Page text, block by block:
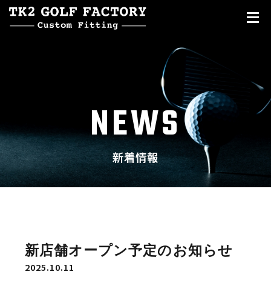
NEWS
新着情報
新店舗オープン予定のお知らせ
2025.10.11